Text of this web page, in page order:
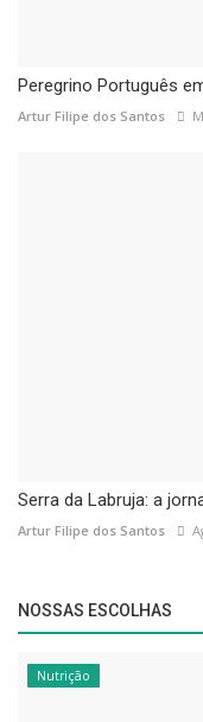
Peregrino Português
Artur Filipe dos Santos
Serra da Labruja: a
Artur Filipe dos Santos
NOSSAS ESCOLHAS
Nutrição